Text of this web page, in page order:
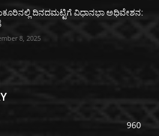
ದಿನದಮಟ್ಟಿಗೆ ವಿಧಾನಭಾ ಅಧಿವೇಶನ:
8, 2025
960